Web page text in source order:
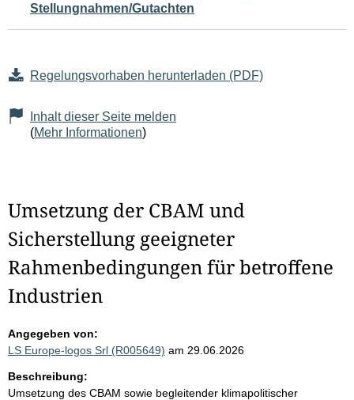
Stellungnahmen/Gutachten
Regelungsvorhaben herunterladen (PDF)
Inhalt dieser Seite melden
(Mehr Informationen)
Umsetzung der CBAM und
Sicherstellung geeigneter
Rahmenbedingungen für betroffene
Industrien
Angegeben von:
LS Europe-logos Srl (R005649) am 29.06.2026
Beschreibung:
Umsetzung des CBAM sowie begleitender klimapolitischer